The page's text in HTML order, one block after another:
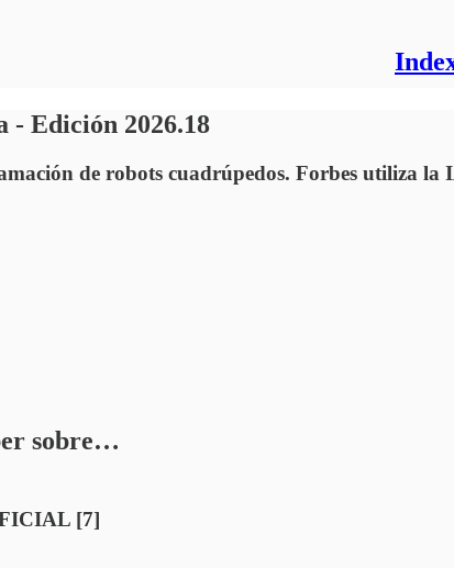
- Edición 2026.18
de robots cuadrúpedos. Forbes utiliza
sobre…
[7]